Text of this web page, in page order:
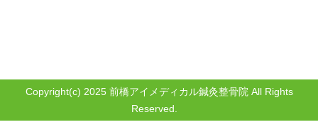
Copyright(c) 2025 前橋アイメディカル鍼灸整骨院 All Rights
Reserved.